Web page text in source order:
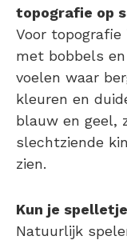
topografie op
Voor
met bobbels
voelen waar
kleuren en
blauw en geel,
slechtziende
zien.
Kun je
Natuurlijk